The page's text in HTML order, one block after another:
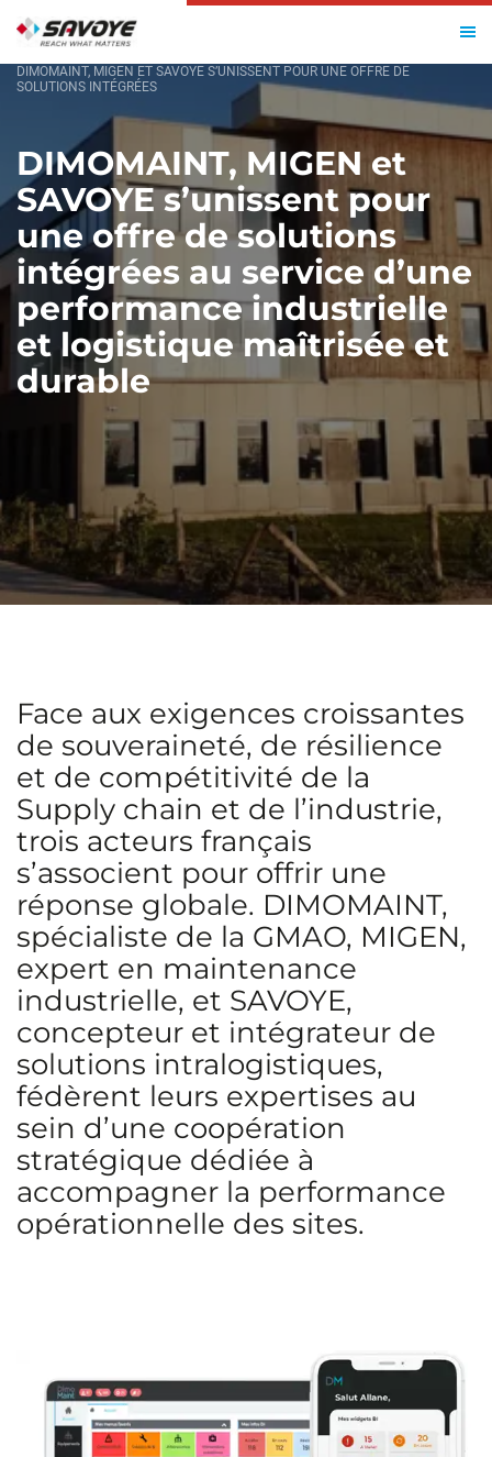
DIMOMAINT, MIGEN ET SAVOYE S’UNISSENT POUR UNE OFFRE DE
SOLUTIONS INTÉGRÉES
DIMOMAINT, MIGEN et
SAVOYE s’unissent pour
une offre de solutions
intégrées au service d’une
performance industrielle
et logistique maîtrisée et
durable
Face aux exigences croissantes
de souveraineté, de résilience
et de compétitivité de la
Supply chain et de l’industrie,
trois acteurs français
s’associent pour offrir une
réponse globale. DIMOMAINT,
spécialiste de la GMAO, MIGEN,
expert en maintenance
industrielle, et SAVOYE,
concepteur et intégrateur de
solutions intralogistiques,
fédèrent leurs expertises au
sein d’une coopération
stratégique dédiée à
accompagner la performance
opérationnelle des sites.